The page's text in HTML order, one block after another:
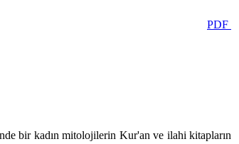
PDF
bir kadın mitolojilerin Kur'an ve ilahi kitapların